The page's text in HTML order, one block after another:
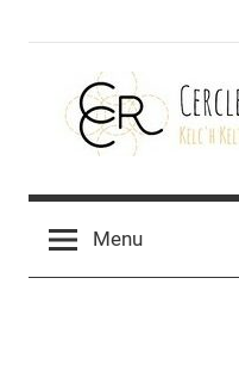
Cercle
celtique
Menu